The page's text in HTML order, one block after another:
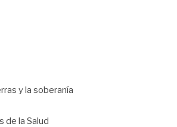
y la soberanía
de la Salud